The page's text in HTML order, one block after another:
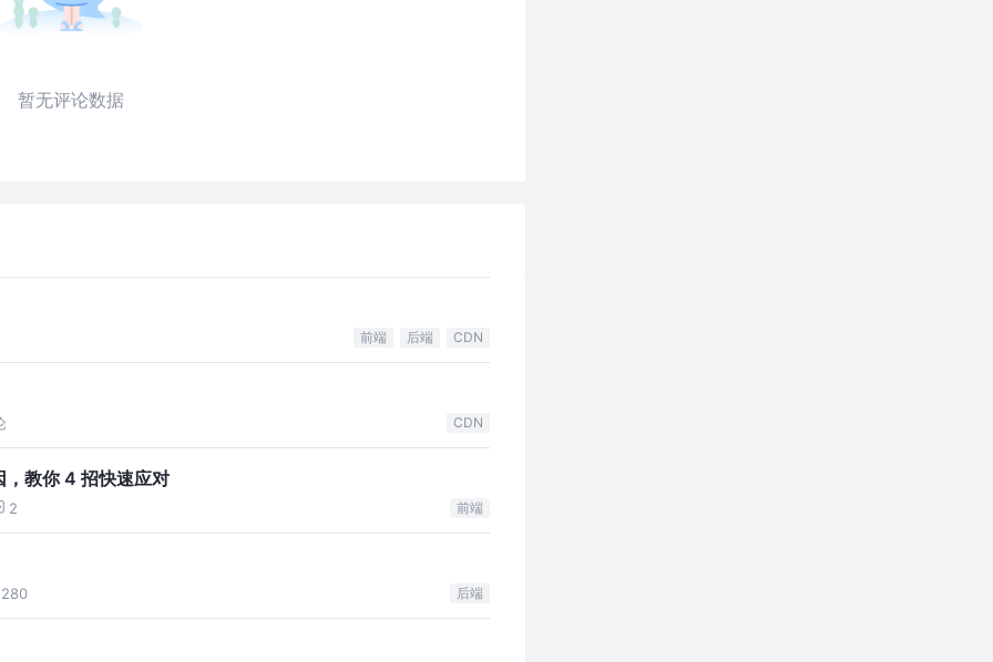
暂无评论数据
前端 后端 CDN
CDN
，教你 4 招快速应对
2 前端
280 后端